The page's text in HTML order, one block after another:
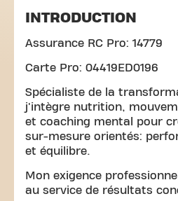
INTRODUCTION
Assurance RC Pro: 14779
Carte Pro: 04419ED0196
Spécialiste de la
j'intègre nutrition,
et coaching mental pour
sur-mesure orientés:
et équilibre.
Mon exigence
au service de résultats